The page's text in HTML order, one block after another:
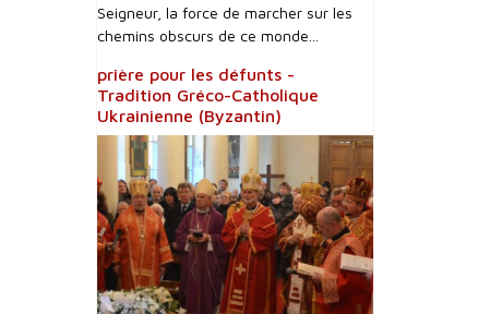
Seigneur, la force de marcher sur les
chemins obscurs de ce monde...
prière pour les défunts -
Tradition Gréco-Catholique
Ukrainienne (Byzantin)